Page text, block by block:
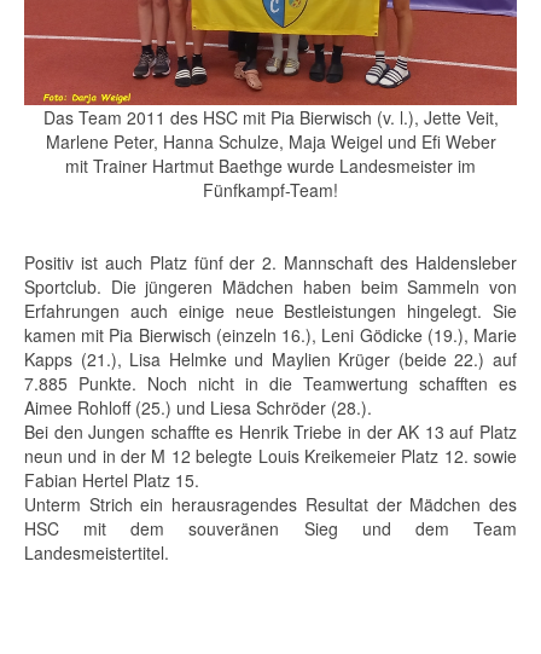
Das Team 2011 des HSC mit Pia Bierwisch (v. l.), Jette Veit,
Marlene Peter, Hanna Schulze, Maja Weigel und Efi Weber
mit Trainer Hartmut Baethge wurde Landesmeister im
Fünfkampf-Team!
Positiv ist auch Platz fünf der 2. Mannschaft des Haldensleber
Sportclub. Die jüngeren Mädchen haben beim Sammeln von
Erfahrungen auch einige neue Bestleistungen hingelegt. Sie
kamen mit Pia Bierwisch (einzeln 16.), Leni Gödicke (19.), Marie
Kapps (21.), Lisa Helmke und Maylien Krüger (beide 22.) auf
7.885 Punkte. Noch nicht in die Teamwertung schafften es
Aimee Rohloff (25.) und Liesa Schröder (28.).
Bei den Jungen schaffte es Henrik Triebe in der AK 13 auf Platz
neun und in der M 12 belegte Louis Kreikemeier Platz 12. sowie
Fabian Hertel Platz 15.
Unterm Strich ein herausragendes Resultat der Mädchen des
HSC mit dem souveränen Sieg und dem Team
Landesmeistertitel.